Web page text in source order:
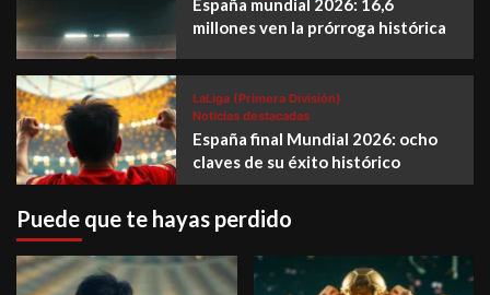
España mundial 2026: 16,6
millones ven la prórroga histórica
LaLiga (Primera División)
Noticias destacadas
España final Mundial 2026: ocho
claves de su éxito histórico
Puede que te hayas perdido